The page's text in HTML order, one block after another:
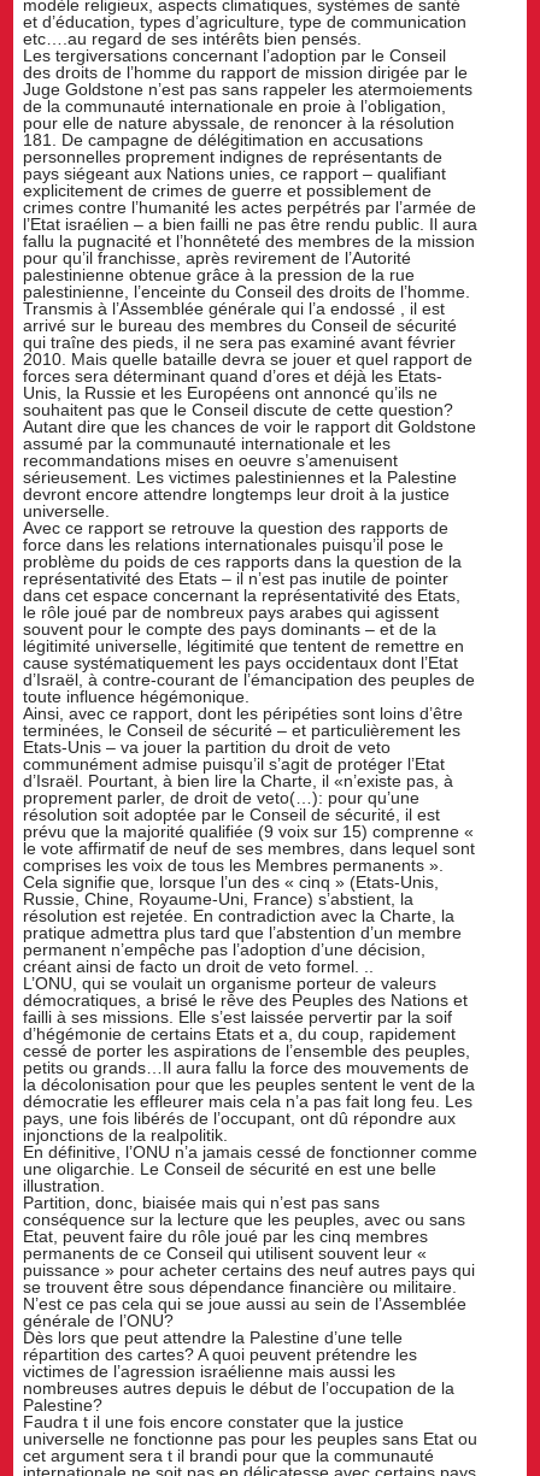
modèle religieux, aspects climatiques, systèmes de santé
et d’éducation, types d’agriculture, type de communication
etc….au regard de ses intérêts bien pensés.
Les tergiversations concernant l’adoption par le Conseil
des droits de l’homme du rapport de mission dirigée par le
Juge Goldstone n’est pas sans rappeler les atermoiements
de la communauté internationale en proie à l’obligation,
pour elle de nature abyssale, de renoncer à la résolution
181. De campagne de délégitimation en accusations
personnelles proprement indignes de représentants de
pays siégeant aux Nations unies, ce rapport – qualifiant
explicitement de crimes de guerre et possiblement de
crimes contre l’humanité les actes perpétrés par l’armée de
l’Etat israélien – a bien failli ne pas être rendu public. Il aura
fallu la pugnacité et l’honnêteté des membres de la mission
pour qu’il franchisse, après revirement de l’Autorité
palestinienne obtenue grâce à la pression de la rue
palestinienne, l’enceinte du Conseil des droits de l’homme.
Transmis à l’Assemblée générale qui l’a endossé , il est
arrivé sur le bureau des membres du Conseil de sécurité
qui traîne des pieds, il ne sera pas examiné avant février
2010. Mais quelle bataille devra se jouer et quel rapport de
forces sera déterminant quand d’ores et déjà les Etats-
Unis, la Russie et les Européens ont annoncé qu’ils ne
souhaitent pas que le Conseil discute de cette question?
Autant dire que les chances de voir le rapport dit Goldstone
assumé par la communauté internationale et les
recommandations mises en oeuvre s’amenuisent
sérieusement. Les victimes palestiniennes et la Palestine
devront encore attendre longtemps leur droit à la justice
universelle.
Avec ce rapport se retrouve la question des rapports de
force dans les relations internationales puisqu’il pose le
problème du poids de ces rapports dans la question de la
représentativité des Etats – il n’est pas inutile de pointer
dans cet espace concernant la représentativité des Etats,
le rôle joué par de nombreux pays arabes qui agissent
souvent pour le compte des pays dominants – et de la
légitimité universelle, légitimité que tentent de remettre en
cause systématiquement les pays occidentaux dont l’Etat
d’Israël, à contre-courant de l’émancipation des peuples de
toute influence hégémonique.
Ainsi, avec ce rapport, dont les péripéties sont loins d’être
terminées, le Conseil de sécurité – et particulièrement les
Etats-Unis – va jouer la partition du droit de veto
communément admise puisqu’il s’agit de protéger l’Etat
d’Israël. Pourtant, à bien lire la Charte, il «n’existe pas, à
proprement parler, de droit de veto(…): pour qu’une
résolution soit adoptée par le Conseil de sécurité, il est
prévu que la majorité qualifiée (9 voix sur 15) comprenne «
le vote affirmatif de neuf de ses membres, dans lequel sont
comprises les voix de tous les Membres permanents ».
Cela signifie que, lorsque l’un des « cinq » (Etats-Unis,
Russie, Chine, Royaume-Uni, France) s’abstient, la
résolution est rejetée. En contradiction avec la Charte, la
pratique admettra plus tard que l’abstention d’un membre
permanent n’empêche pas l’adoption d’une décision,
créant ainsi de facto un droit de veto formel. ..
L’ONU, qui se voulait un organisme porteur de valeurs
démocratiques, a brisé le rêve des Peuples des Nations et
failli à ses missions. Elle s’est laissée pervertir par la soif
d’hégémonie de certains Etats et a, du coup, rapidement
cessé de porter les aspirations de l’ensemble des peuples,
petits ou grands…Il aura fallu la force des mouvements de
la décolonisation pour que les peuples sentent le vent de la
démocratie les effleurer mais cela n’a pas fait long feu. Les
pays, une fois libérés de l’occupant, ont dû répondre aux
injonctions de la realpolitik.
En définitive, l’ONU n’a jamais cessé de fonctionner comme
une oligarchie. Le Conseil de sécurité en est une belle
illustration.
Partition, donc, biaisée mais qui n’est pas sans
conséquence sur la lecture que les peuples, avec ou sans
Etat, peuvent faire du rôle joué par les cinq membres
permanents de ce Conseil qui utilisent souvent leur «
puissance » pour acheter certains des neuf autres pays qui
se trouvent être sous dépendance financière ou militaire.
N’est ce pas cela qui se joue aussi au sein de l’Assemblée
générale de l’ONU?
Dès lors que peut attendre la Palestine d’une telle
répartition des cartes? A quoi peuvent prétendre les
victimes de l’agression israélienne mais aussi les
nombreuses autres depuis le début de l’occupation de la
Palestine?
Faudra t il une fois encore constater que la justice
universelle ne fonctionne pas pour les peuples sans Etat ou
cet argument sera t il brandi pour que la communauté